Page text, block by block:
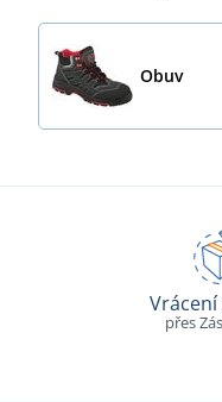
Obuv
přes